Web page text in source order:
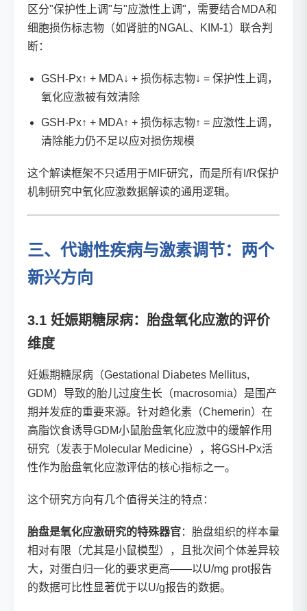
区分"保护性上调"与"应激性上调"，需要结合MDA和
细胞损伤标志物（如肾脏的NGAL、KIM-1）联合判
断：
GSH-Px↑ + MDA↓ + 损伤标志物↓ = 保护性上调，
氧化应激被有效清除
GSH-Px↑ + MDA↑ + 损伤标志物↑ = 应激性上调，
清除能力仍不足以应对损伤规模
这个解读框架不只适用于MIF研究，而是所有I/R保护
机制研究中氧化应激数据解读的通用逻辑。
三、代谢性疾病与激素调节：两个
新兴方向
3.1 妊娠期糖尿病：胎盘氧化应激的评价
维度
妊娠期糖尿病（Gestational Diabetes Mellitus,
GDM）导致的胎儿过度生长（macrosomia）是围产
期并发症的重要来源。针对趋化素（Chemerin）在
高脂饮食诱导GDM小鼠胎盘氧化应激中的缓解作用
研究（发表于Molecular Medicine），将GSH-Px活
性作为胎盘氧化应激评估的核心指标之一。
这个研究方向有几个值得关注的特点：
胎盘是氧化应激研究的特殊器官：胎盘组织的样本量
相对有限（尤其是小鼠模型），且批次间个体差异较
大，对蛋白归一化的要求更高——以U/mg prot报告
的数据可比性显著优于以U/g报告的数据。